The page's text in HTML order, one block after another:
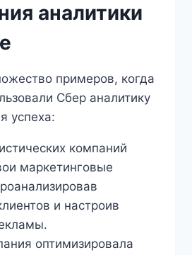
аналитики
примеров, когда
Сбер аналитику
успеха:
компаний
маркетинговые
и настроив
оптимизировала